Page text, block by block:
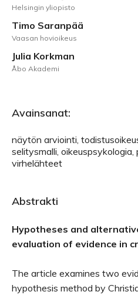
Helsingin yliopisto
Timo Saranpää
Vaasan hovioikeus
Julia Korkman
Åbo Akademi
Avainsanat:
näytön arviointi,
selitysmalli,
virhelähteet
Abstrakti
Hypotheses and
evaluation of evidence in
The article examines two
hypothesis method by